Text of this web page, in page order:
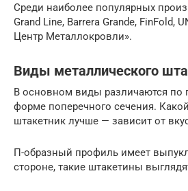
Среди наиболее популярных
Grand Line, Barrera Grande, FinFold,
Центр Металлокровли».
Виды металлического
В основном виды различаются по
форме поперечного сечения.
штакетник лучше — зависит от
П-образный профиль имеет
стороне, такие штакетины